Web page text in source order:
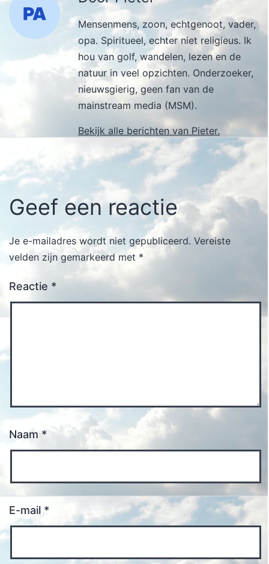
Mensenmens, zoon, echtgenoot, vader,
opa. Spiritueel, echter niet religieus. Ik
hou van golf, wandelen, lezen en de
natuur in veel opzichten. Onderzoeker,
nieuwsgierig, geen fan van de
mainstream media (MSM).
Bekijk alle berichten van Pieter.
Geef een reactie
Je e-mailadres wordt niet gepubliceerd. Vereiste
velden zijn gemarkeerd met *
Reactie *
Naam *
E-mail *